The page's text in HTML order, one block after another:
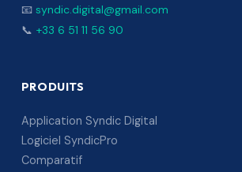
📧 syndic.digital@gmail.com
📞 +33 6 51 11 56 90
PRODUITS
Application Syndic Digital
Logiciel SyndicPro
Comparatif